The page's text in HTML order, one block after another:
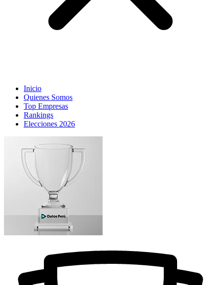
Inicio
Quienes Somos
Top Empresas
Rankings
Elecciones 2026